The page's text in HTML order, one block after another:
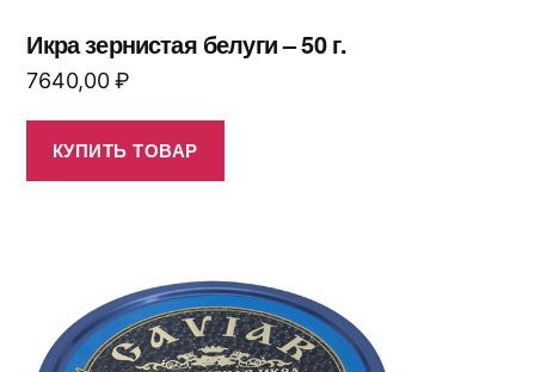
Икра зернистая белуги – 50 г.
7640,00₽
КУПИТЬ ТОВАР